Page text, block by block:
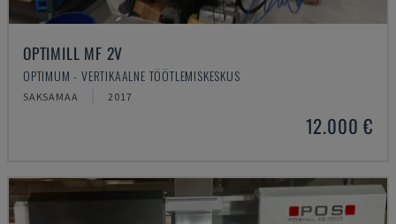
OPTIMILL MF 2V
OPTIMUM - VERTIKAALNE TÖÖTLEMISKESKUS
SAKSAMAA 2017
12.000 €